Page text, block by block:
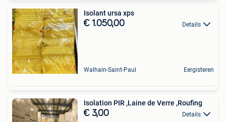
Isolant ursa xps
€ 1.050,00 Details
Walhain-Saint-Paul Eergisteren
Isolation PIR ,Laine de Verre ,Roufing
€ 3,00 Details